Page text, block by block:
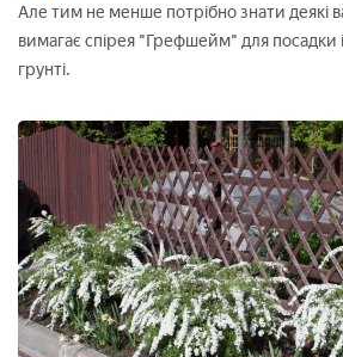
Але тим не менше потрібно знати деякі
вимагає спірея "Грефшейм" для посадки
грунті.